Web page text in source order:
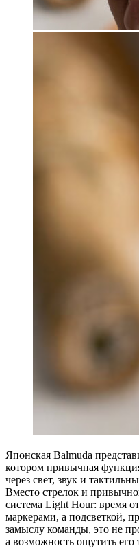
Японская Balmuda
котором привычная
через свет, звук и
Вместо стрелок и
система Light Hour: время
маркерами, а подсветкой,
замыслу команды, это не
а возможность ощутить его